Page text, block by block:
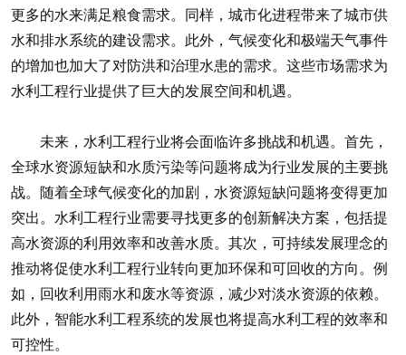
更多的水来满足粮食需求。同样，城市化进程带来了城市供
水和排水系统的建设需求。此外，气候变化和极端天气事件
的增加也加大了对防洪和治理水患的需求。这些市场需求为
水利工程行业提供了巨大的发展空间和机遇。
未来，水利工程行业将会面临许多挑战和机遇。首先，
全球水资源短缺和水质污染等问题将成为行业发展的主要挑
战。随着全球气候变化的加剧，水资源短缺问题将变得更加
突出。水利工程行业需要寻找更多的创新解决方案，包括提
高水资源的利用效率和改善水质。其次，可持续发展理念的
推动将促使水利工程行业转向更加环保和可回收的方向。例
如，回收利用雨水和废水等资源，减少对淡水资源的依赖。
此外，智能水利工程系统的发展也将提高水利工程的效率和
可控性。